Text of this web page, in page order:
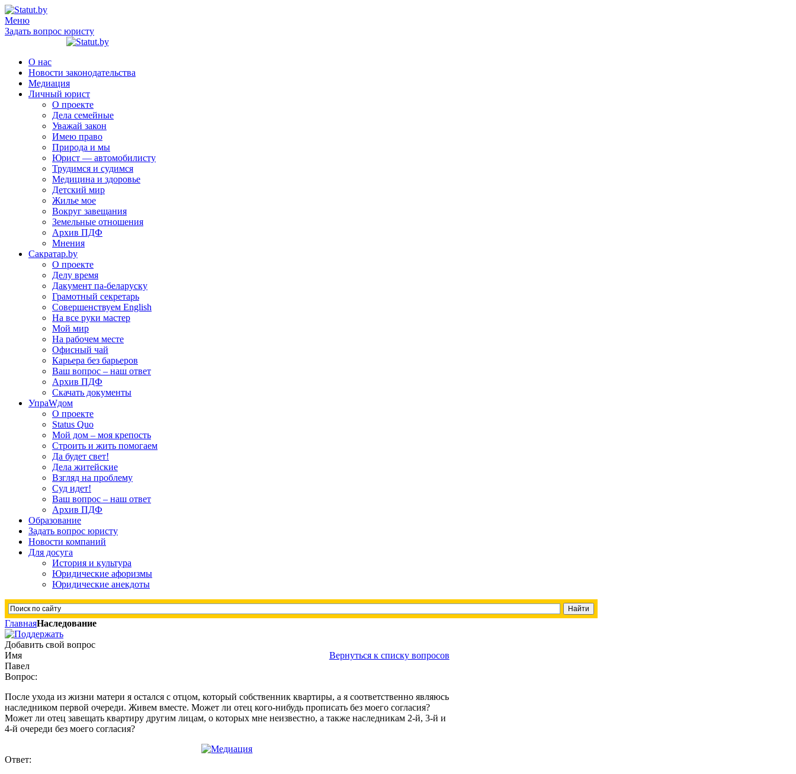
Меню
Задать вопрос юристу
О нас
Новости законодательства
Медиация
Личный юрист
О проекте
Дела семейные
Уважай закон
Имею право
Природа и мы
Юрист — автомобилисту
Трудимся и судимся
Медицина и здоровье
Детский мир
Жилье мое
Вокруг завещания
Земельные отношения
Архив ПДФ
Мнения
Сакратар.by
О проекте
Делу время
Дакумент па-беларуску
Грамотный секретарь
Совершенствуем English
На все руки мастер
Мой мир
На рабочем месте
Офисный чай
Карьера без барьеров
Ваш вопрос – наш ответ
Архив ПДФ
Скачать документы
УпраWдом
О проекте
Status Quo
Мой дом – моя крепость
Строить и жить помогаем
Да будет свет!
Дела житейские
Взгляд на проблему
Суд идет!
Ваш вопрос – наш ответ
Архив ПДФ
Образование
Задать вопрос юристу
Новости компаний
Для досуга
История и культура
Юридические афоризмы
Юридические анекдоты
ГлавнаяНаследование
Добавить свой вопрос
Вернуться к списку вопросов
Имя
Павел
Вопрос:
После ухода из жизни матери я остался с отцом, который собственник квартиры, а я соответственно являюсь
наследником первой очереди. Живем вместе. Может ли отец кого-нибудь прописать без моего согласия?
Может ли отец завещать квартиру другим лицам, о которых мне неизвестно, а также наследникам 2-й, 3-й и
4-й очереди без моего согласия?
Ответ: